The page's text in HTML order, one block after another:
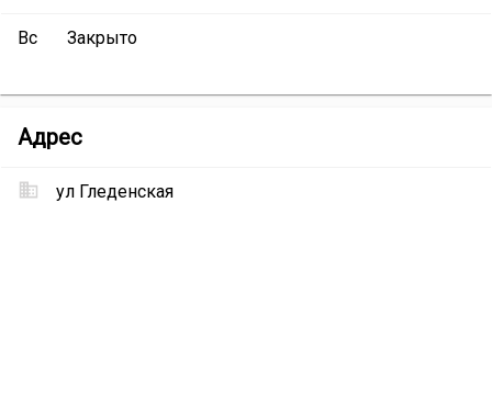
Вс Закрыто
АдресСТО
ул Гледенская